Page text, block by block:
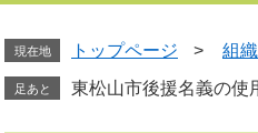
現在地 トップページ > 組
足あと 東松山市後援名義の使